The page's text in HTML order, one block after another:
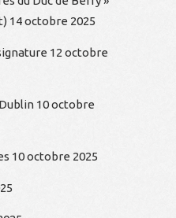
14 octobre 2025
12 octobre
10 octobre
10 octobre 2025